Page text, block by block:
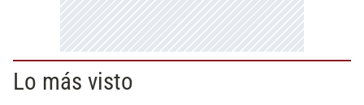
Lo más visto